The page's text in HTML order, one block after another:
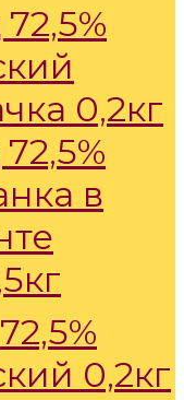
0,2кг
в
0,2кг